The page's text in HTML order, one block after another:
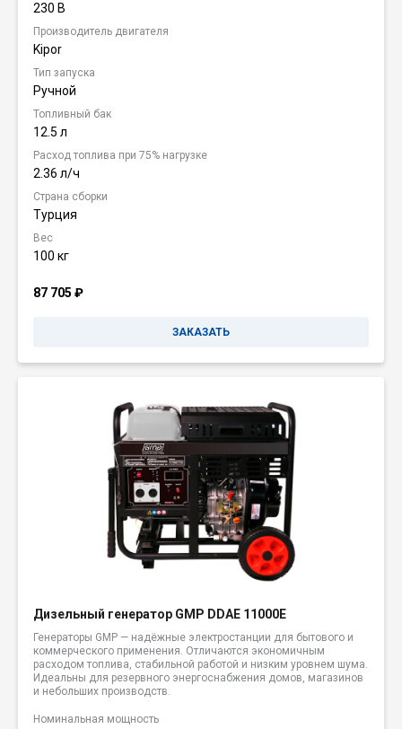
230 В
Производитель двигателя
Kipor
Тип запуска
Ручной
Топливный бак
12.5 л
Расход топлива при 75% нагрузке
2.36 л/ч
Страна сборки
Турция
Вес
100 кг
87 705 ₽
ЗАКАЗАТЬ
Дизельный генератор GMP DDAE 11000E
Генераторы GMP — надёжные электростанции для бытового и
коммерческого применения. Отличаются экономичным
расходом топлива, стабильной работой и низким уровнем шума.
Идеальны для резервного энергоснабжения домов, магазинов
и небольших производств.
Номинальная мощность